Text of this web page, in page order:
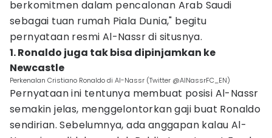
berkomitmen dalam pencalonan Arab Saudi
sebagai tuan rumah Piala Dunia," begitu
pernyataan resmi Al-Nassr di situsnya.
1. Ronaldo juga tak bisa dipinjamkan ke
Newcastle
Perkenalan Cristiano Ronaldo di Al-Nassr (Twitter @AlNassrFC_EN)
Pernyataan ini tentunya membuat posisi Al-Nassr
semakin jelas, menggelontorkan gaji buat Ronaldo
sendirian. Sebelumnya, ada anggapan kalau Al-